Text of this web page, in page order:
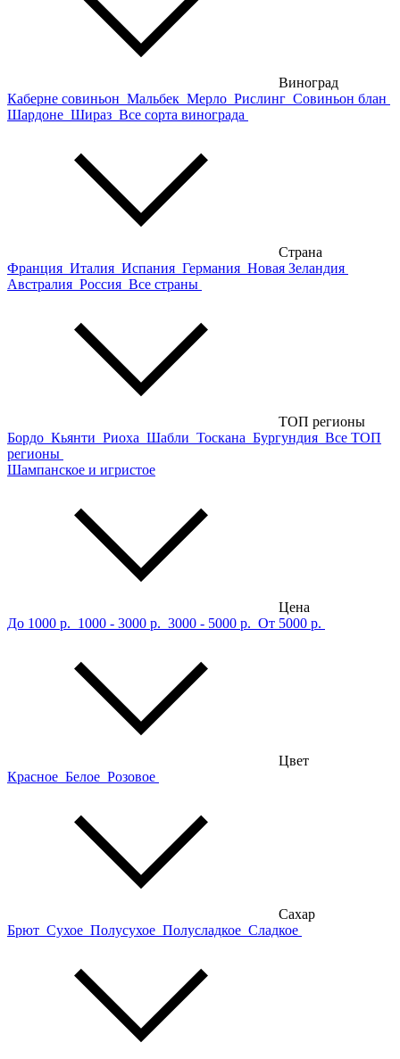
Виноград
Каберне совиньон Мальбек Мерло Рислинг Совиньон блан
Шардоне Шираз Все сорта винограда
Страна
Франция Италия Испания Германия Новая Зеландия
Австралия Россия Все страны
ТОП регионы
Бордо Кьянти Риоха Шабли Тоскана Бургундия Все ТОП
регионы
Шампанское и игристое
Цена
До 1000 р. 1000 - 3000 р. 3000 - 5000 р. От 5000 р.
Цвет
Красное Белое Розовое
Сахар
Брют Сухое Полусухое Полусладкое Сладкое